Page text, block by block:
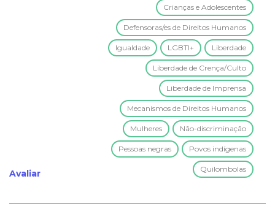
Avaliar
Crianças e Adolescentes
Defensoras/es de Direitos Humanos
Igualdade LGBTI+ Liberdade
Liberdade de Crença/Culto
Liberdade de Imprensa
Mecanismos de Direitos Humanos
Mulheres Não-discriminação
Pessoas negras Povos indígenas
Quilombolas